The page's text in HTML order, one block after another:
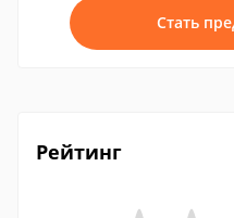
Стать
Рейтинг